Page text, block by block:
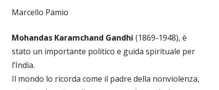
Marcello Pamio
Mohandas Karamchand Gandhi (1869-1948), è
stato un importante politico e guida spirituale per
l’India.
Il mondo lo ricorda come il padre della nonviolenza,